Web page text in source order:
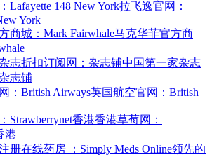
拉飞逸官网：
York
马克华菲官方商
中国第一家杂志
志铺
英国航空官网：British
香港草莓网：
港
领先的